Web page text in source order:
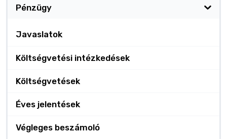
Pénzügy
Javaslatok
Költségvetési intézkedések
Költségvetések
Éves jelentések
Végleges beszámoló